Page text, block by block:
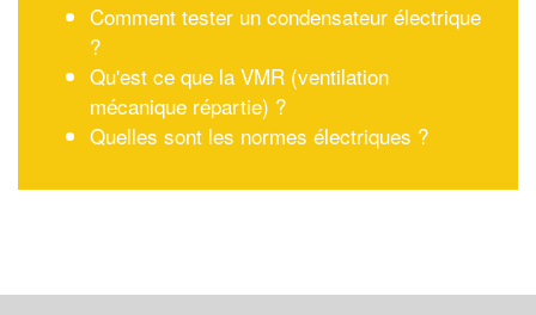
Comment tester un condensateur électrique
?
Qu'est ce que la VMR (ventilation
mécanique répartie) ?
Quelles sont les normes électriques ?